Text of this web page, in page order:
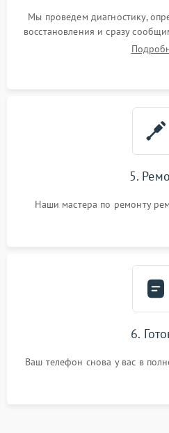
Мы проведем диагностику,
восстановления и сразу
5.
Наши мастера по ремонту
6.
Ваш телефон снова у вас в